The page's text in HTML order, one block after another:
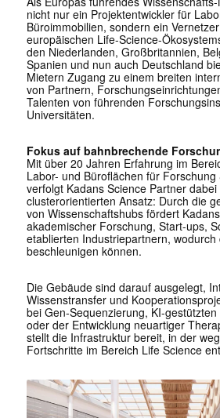
nicht nur ein Projektentwickler für
Büroimmobilien, sondern ein
europäischen Life-Science-
den Niederlanden, Großbritannien,
Spanien und nun auch Deutschland
Mietern Zugang zu einem breiten
von Partnern,
Talenten von führenden
Universitäten.
Fokus auf bahnbrechende
Mit über 20 Jahren Erfahrung im
Labor- und Büroflächen für Forschung
verfolgt ­Kadans Science Partner dabei
clusterorientierten Ansatz: Durch die
von Wissenschaftshubs fördert
akademischer Forschung, Start-ups,
etablierten Industriepartnern,
beschleunigen können.
Die Gebäude sind darauf ausgelegt,
Wissenstransfer und
bei Gen-Sequenzierung, KI-
oder der Entwicklung neuartiger
stellt die Infrastruktur bereit, in der
Fortschritte im Bereich Life Science